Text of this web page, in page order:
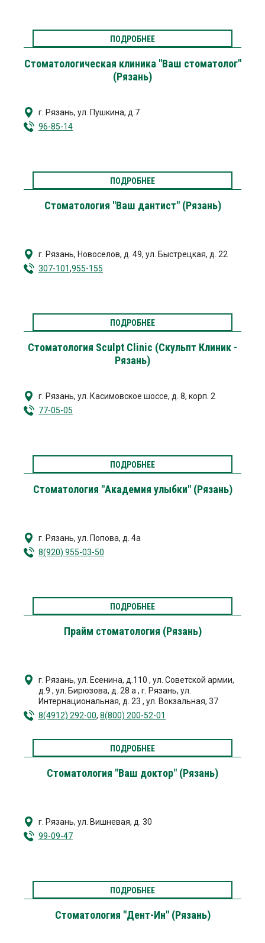
ПОДРОБНЕЕ
Стоматологическая клиника "Ваш стоматолог"
(Рязань)
г. Рязань, ул. Пушкина, д.7
96-85-14
ПОДРОБНЕЕ
Стоматология "Ваш дантист" (Рязань)
г. Рязань, Новоселов, д. 49, ул. Быстрецкая, д. 22
307-101,955-155
ПОДРОБНЕЕ
Стоматология Sculpt Clinic (Скульпт Клиник -
Рязань)
г. Рязань, ул. Касимовское шоссе, д. 8, корп. 2
77-05-05
ПОДРОБНЕЕ
Стоматология "Академия улыбки" (Рязань)
г. Рязань, ул. Попова, д. 4а
8(920) 955-03-50
ПОДРОБНЕЕ
Прайм стоматология (Рязань)
г. Рязань, ул. Есенина, д.110 , ул. Советской армии,
д.9 , ул. Бирюзова, д. 28 а , г. Рязань, ул.
Интернациональная, д. 23 , ул. Вокзальная, 37
8(4912) 292-00, 8(800) 200-52-01
ПОДРОБНЕЕ
Стоматология "Ваш доктор" (Рязань)
г. Рязань, ул. Вишневая, д. 30
99-09-47
ПОДРОБНЕЕ
Стоматология "Дент-Ин" (Рязань)